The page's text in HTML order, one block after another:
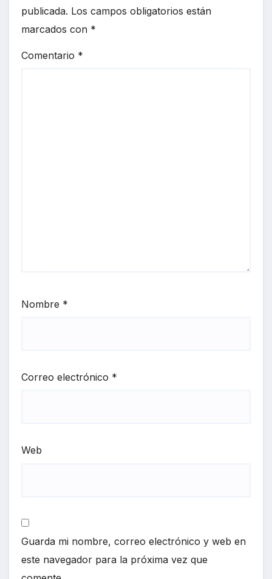
publicada. Los campos obligatorios están
marcados con *
Comentario *
Nombre *
Correo electrónico *
Web
Guarda mi nombre, correo electrónico y web en
este navegador para la próxima vez que